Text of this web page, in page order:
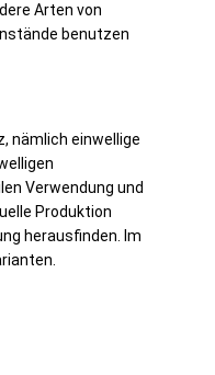
Arten von
benutzen
nämlich einwellige
Verwendung und
Produktion
herausfinden. Im